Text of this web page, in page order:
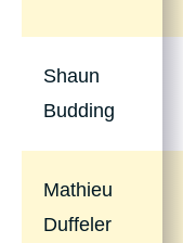
Shaun
Budding
Mathieu
Duffeler